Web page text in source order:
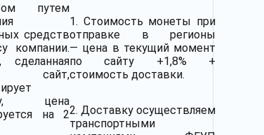
путем
средств
компании.
сделанная
сайт,
цена
на 2
1. Стоимость монеты при
отправке в регионы
— цена в текущий момент
по сайту +1,8% +
стоимость доставки.
2. Доставку осуществляем
транспортными